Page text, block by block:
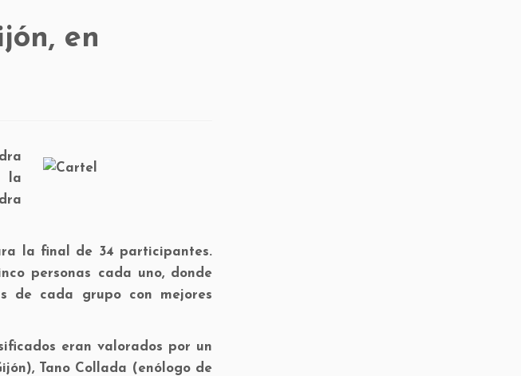
en
ra
la
la final de 34 participantes.
personas cada uno, donde
de cada grupo con mejores
eran valorados por un
Tano Collada (enólogo de